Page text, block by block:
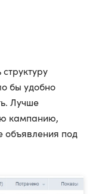
бы удобно
Лучше
кампанию,
объявления под